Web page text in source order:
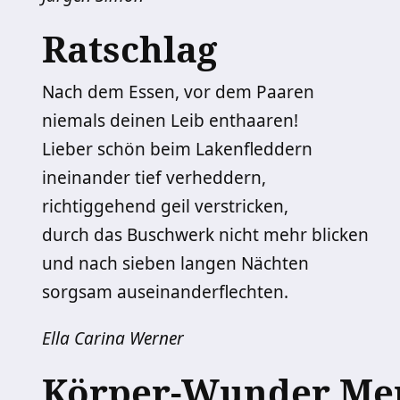
Ratschlag
Nach dem Essen, vor dem Paaren
niemals deinen Leib enthaaren!
Lieber schön beim Lakenfleddern
ineinander tief verheddern,
richtiggehend geil verstricken,
durch das Buschwerk nicht mehr blicken
und nach sieben langen Nächten
sorgsam auseinanderflechten.
Ella Carina Werner